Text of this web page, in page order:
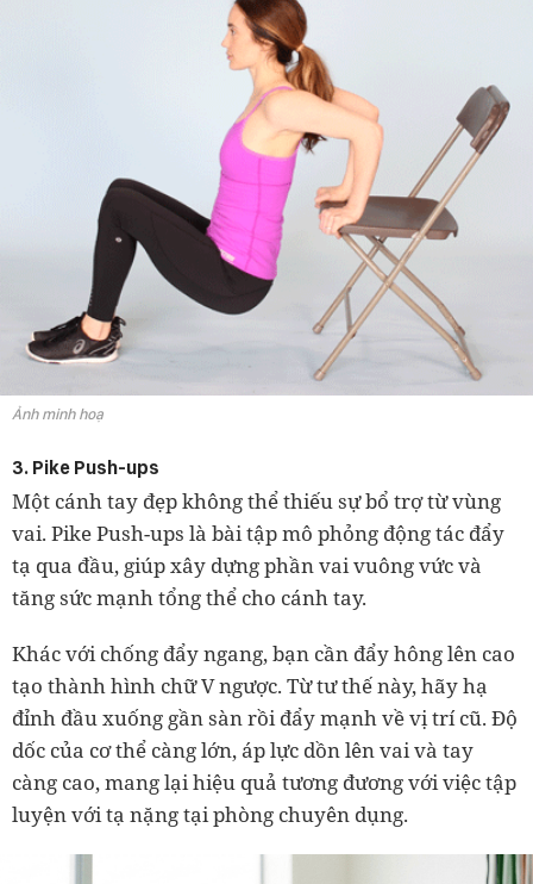
Ảnh minh hoạ
3. Pike Push-ups
Một cánh tay đẹp không thể thiếu sự bổ trợ từ vùng
vai. Pike Push-ups là bài tập mô phỏng động tác đẩy
tạ qua đầu, giúp xây dựng phần vai vuông vức và
tăng sức mạnh tổng thể cho cánh tay.
Khác với chống đẩy ngang, bạn cần đẩy hông lên cao
tạo thành hình chữ V ngược. Từ tư thế này, hãy hạ
đỉnh đầu xuống gần sàn rồi đẩy mạnh về vị trí cũ. Độ
dốc của cơ thể càng lớn, áp lực dồn lên vai và tay
càng cao, mang lại hiệu quả tương đương với việc tập
luyện với tạ nặng tại phòng chuyên dụng.